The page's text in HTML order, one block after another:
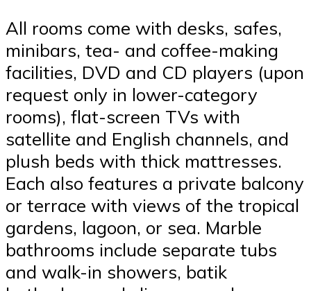
All rooms come with desks, safes,
minibars, tea- and coffee-making
facilities, DVD and CD players (upon
request only in lower-category
rooms), flat-screen TVs with
satellite and English channels, and
plush beds with thick mattresses.
Each also features a private balcony
or terrace with views of the tropical
gardens, lagoon, or sea. Marble
bathrooms include separate tubs
and walk-in showers, batik